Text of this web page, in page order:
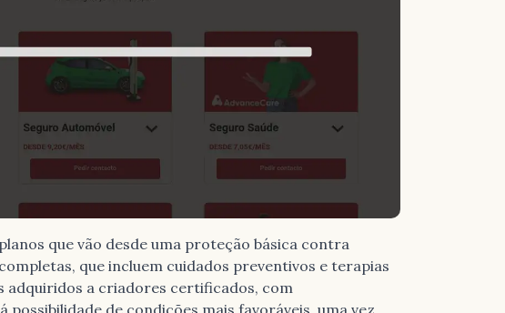
que vão desde uma proteção básica contra
que incluem cuidados preventivos e terapias
adquiridos a criadores certificados, com